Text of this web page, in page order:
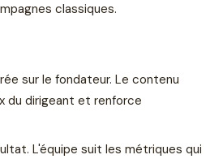
classiques.
sur le fondateur. Le contenu
du dirigeant et renforce
L'équipe suit les métriques qui